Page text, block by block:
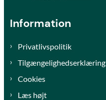
Information
Privatlivspolitik
Tilgængelighedserklæring
Cookies
Læs højt